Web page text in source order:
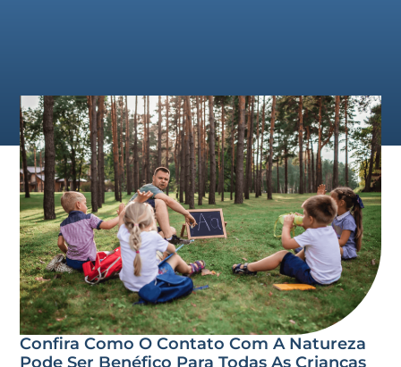
Confira Como O Contato Com A Natureza
Pode Ser Benéfico Para Todas As Crianças